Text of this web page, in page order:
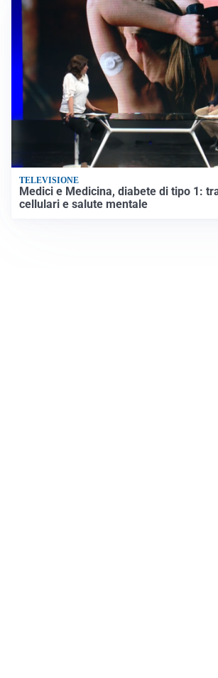
TELEVISIONE
Medici e Medicina, diabete di tipo 1:
cellulari e salute mentale